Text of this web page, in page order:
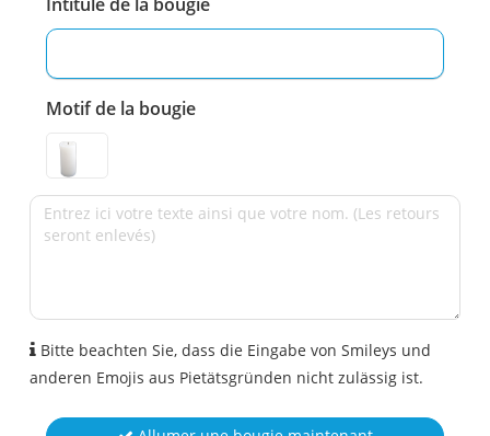
Motif de la bougie
Bitte beachten Sie, dass die Eingabe von Smileys und
anderen Emojis aus Pietätsgründen nicht zulässig ist.